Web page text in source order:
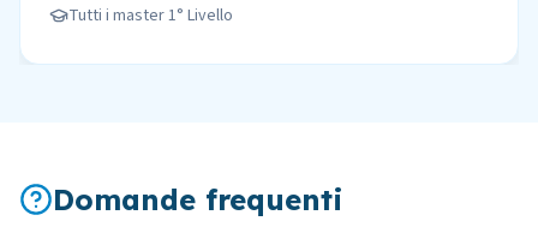
Tutti i master1° Livello
Domande frequenti